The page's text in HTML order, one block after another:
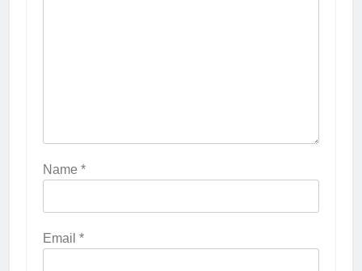
Name *
Email *